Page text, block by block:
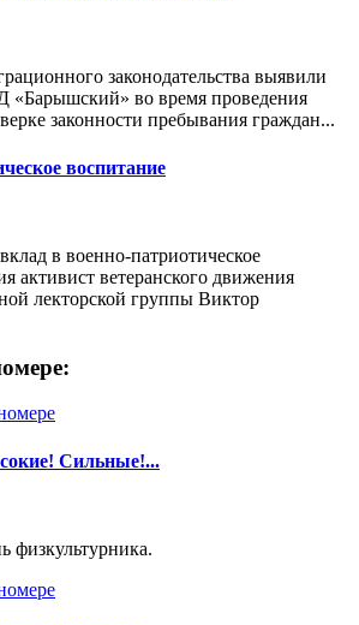
законодательства выявили
во время проведения
законности пребывания граждан...
воспитание
в военно-патриотическое
активист ветеранского движения
лекторской группы Виктор
Сильные!...
физкультурника.